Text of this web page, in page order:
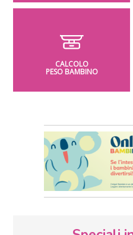
CALCOLO
PESO BAMBINO